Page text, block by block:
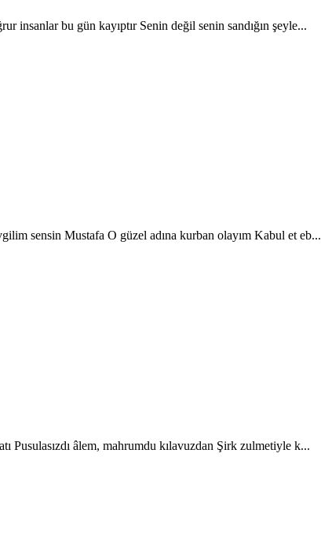
insanlar bu gün kayıptır Senin değil senin sandığın şeyle...
sensin Mustafa O güzel adına kurban olayım Kabul et eb...
Pusulasızdı âlem, mahrumdu kılavuzdan Şirk zulmetiyle k...